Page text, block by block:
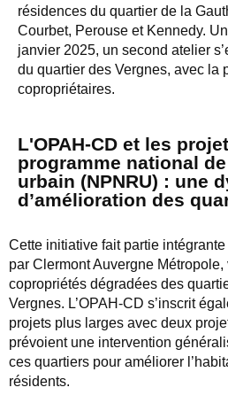
résidences du quartier de la
Courbet, Perouse et Kennedy.
janvier 2025, un second atelier
du quartier des Vergnes, avec la
copropriétaires.
L'OPAH-CD et les
programme national
urbain (NPNRU) : une
d’amélioration des
Cette initiative fait partie
par Clermont Auvergne
copropriétés dégradées des
Vergnes. L’OPAH-CD s’inscrit
projets plus larges avec deux
prévoient une intervention
ces quartiers pour améliorer
résidents.